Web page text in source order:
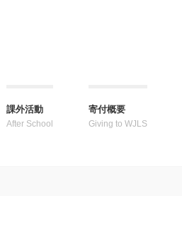
課外活動
After School
寄付概要
Giving to WJLS